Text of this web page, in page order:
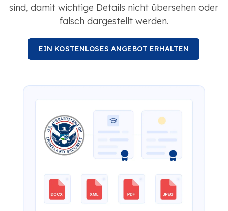
sind, damit wichtige Details nicht übersehen oder
falsch dargestellt werden.
EIN KOSTENLOSES ANGEBOT ERHALTEN